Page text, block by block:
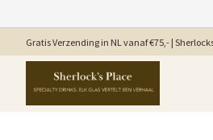
Gratis Verzending in NL vanaf €75,- |